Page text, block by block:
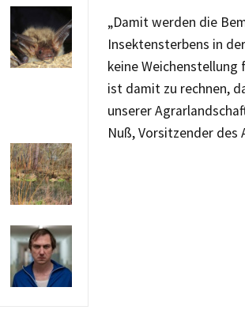
„Damit werden die
Insektensterbens in
keine
ist damit zu rechnen,
unserer
Nuß, Vorsitzender des